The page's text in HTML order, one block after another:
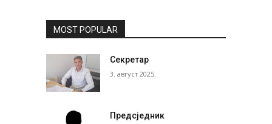
MOST POPULAR
Секретар
3. август 2025.
Предсједник